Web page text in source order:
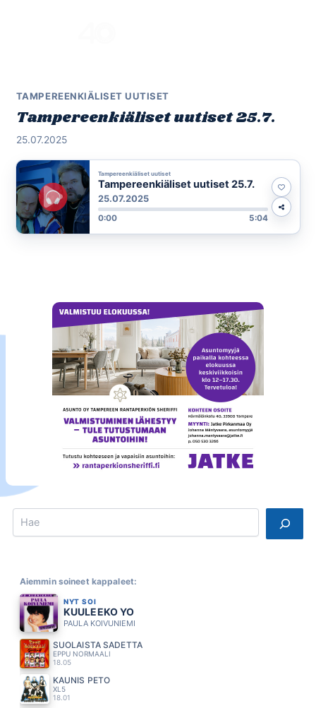
TAMPEREENKIÄLISET UUTISET
Tampereenkiäliset uutiset 25.7.
25.07.2025
Tampereenkiäliset uutiset
Tampereenkiäliset uutiset 25.7.
25.07.2025
0:00 5:04
Search
Aiemmin soineet kappaleet:
NYT SOI
KUULEEKO YO
PAULA KOIVUNIEMI
SUOLAISTA SADETTA
EPPU NORMAALI
18.05
KAUNIS PETO
XL5
18.01